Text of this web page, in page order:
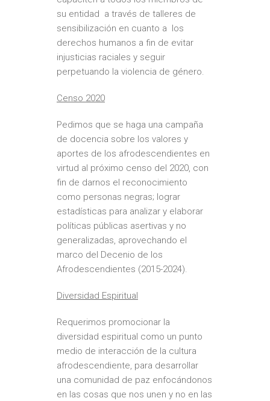
su entidad a través de talleres de
sensibilización en cuanto a los
derechos humanos a fin de evitar
injusticias raciales y seguir
perpetuando la violencia de género.
Censo 2020
Pedimos que se haga una campaña
de docencia sobre los valores y
aportes de los afrodescendientes en
virtud al próximo censo del 2020, con
fin de darnos el reconocimiento
como personas negras; lograr
estadísticas para analizar y elaborar
políticas públicas asertivas y no
generalizadas, aprovechando el
marco del Decenio de los
Afrodescendientes (2015-2024).
Diversidad Espiritual
Requerimos promocionar la
diversidad espiritual como un punto
medio de interacción de la cultura
afrodescendiente, para desarrollar
una comunidad de paz enfocándonos
en las cosas que nos unen y no en las